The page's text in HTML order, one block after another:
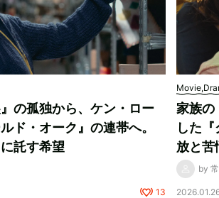
』の孤独から、ケン・ロー
ド・オーク』の連帯へ。
託す希望
13
家族の
した
放と苦
by